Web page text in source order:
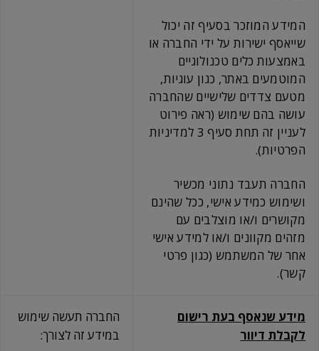
המידע המוזכר בסעיף זה יכול
שייאסף ישירות על ידי החברה או
באמצעות כלים טכנולוגיים
המוטמעים באתר, כגון עוגיות,
מטעם צדדים שלישיים שהחברה
עושה בהם שימוש (ראה פירוט
לעניין זה תחת סעיף 3 למדיניות
הפרטיות).
החברה תעבד נתוני מכשיר
ושימוש כמידע אישי, ככל שהינם
מקושרים ו/או מוצלבים עם
מזהים מקוונים ו/או למידע אישי
אחר של המשתמש (כגון פרטי
קשר).
מידע שנאסף בעת רישום
לקבלת דיוור
החברה תעשה שימוש
במידע זה לצורך: